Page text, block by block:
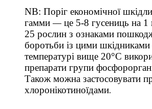
NB: Поріг економічної
гамми— це 5-8 гусениць на 1
25 рослин з ознаками
боротьби із цими
температурі вище 20°C
препарати групи
Також можна застосовувати
хлоронікотиноїдами.